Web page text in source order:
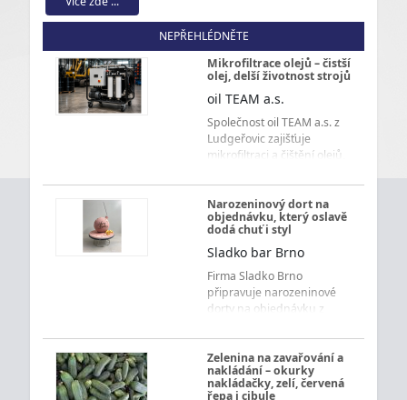
NEPŘEHLÉDNĚTE
Mikrofiltrace olejů – čistší
olej, delší životnost strojů
oil TEAM a.s.
Společnost oil TEAM a.s. z
Ludgeřovic zajišťuje
mikrofiltraci a čištění olejů,
hydraulické systémy,
prodloužit životnost náplní
a omezit náklady na
údržbu.
Narozeninový dort na
objednávku, který oslavě
dodá chuť i styl
Sladko bar Brno
Firma Sladko Brno
připravuje narozeninové
dorty na objednávku z
Vyberte si velikost, korpus,
krém i náplň a oslavte
narozeniny sladce.
Zelenina na zavařování a
nakládání – okurky
nakládačky, zelí, červená
řepa i cibule